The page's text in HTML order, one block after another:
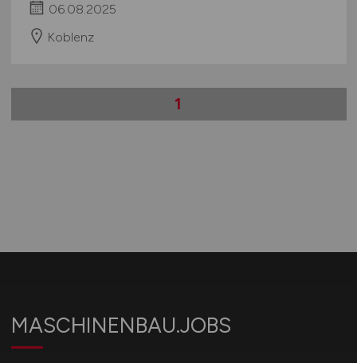
06.08.2025
Koblenz
1
MASCHINENBAU.JOBS